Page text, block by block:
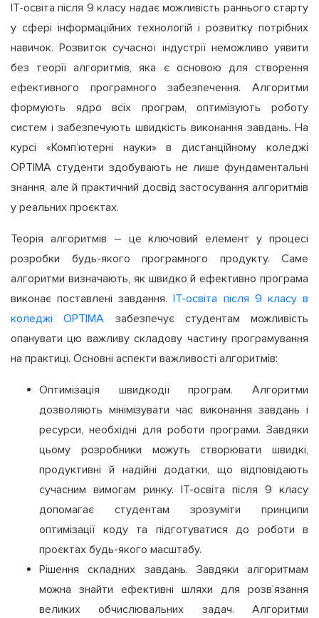
ІТ-освіта після 9 класу надає можливість раннього старту
у сфері інформаційних технологій і розвитку потрібних
навичок. Розвиток сучасної індустрії неможливо уявити
без теорії алгоритмів, яка є основою для створення
ефективного програмного забезпечення. Алгоритми
формують ядро всіх програм, оптимізують роботу
систем і забезпечують швидкість виконання завдань. На
курсі «Комп’ютерні науки» в дистанційному коледжі
OPTIMA студенти здобувають не лише фундаментальні
знання, але й практичний досвід застосування алгоритмів
у реальних проєктах.
Теорія алгоритмів – це ключовий елемент у процесі
розробки будь-якого програмного продукту. Саме
алгоритми визначають, як швидко й ефективно програма
виконає поставлені завдання.ІТ-освіта після 9 класу в
коледжі OPTIMA забезпечує студентам можливість
опанувати цю важливу складову частину програмування
на практиці. Основні аспекти важливості алгоритмів:
Оптимізація швидкодії програм. Алгоритми
дозволяють мінімізувати час виконання завдань і
ресурси, необхідні для роботи програми. Завдяки
цьому розробники можуть створювати швидкі,
продуктивні й надійні додатки, що відповідають
сучасним вимогам ринку. ІТ-освіта після 9 класу
допомагає студентам зрозуміти принципи
оптимізації коду та підготуватися до роботи в
проєктах будь-якого масштабу.
Рішення складних завдань. Завдяки алгоритмам
можна знайти ефективні шляхи для розв’язання
великих обчислювальних задач. Алгоритми